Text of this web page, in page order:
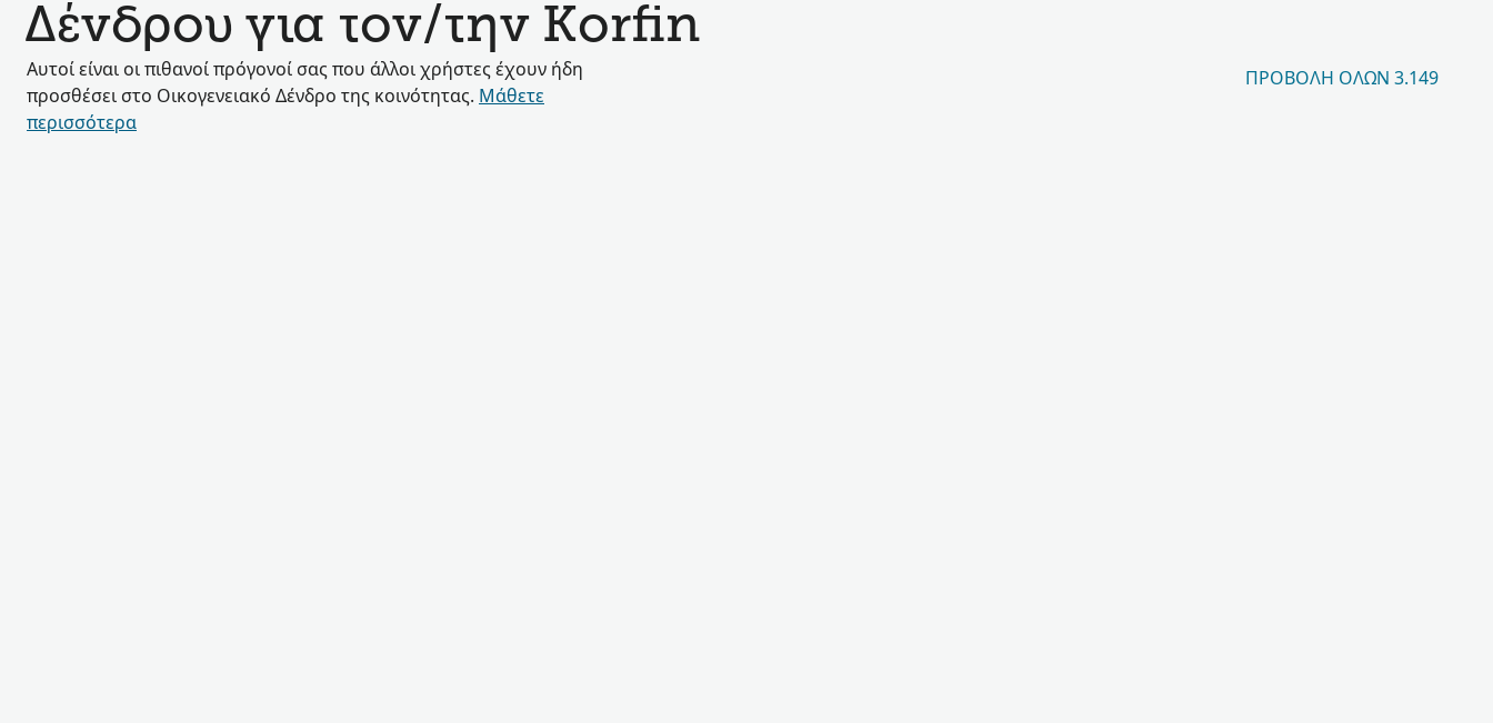
Δένδρου για τον/την Korfin
Αυτοί είναι οι πιθανοί πρόγονοί σας που άλλοι χρήστες έχουν ήδη
προσθέσει στο Οικογενειακό Δένδρο της κοινότητας. Μάθετε
περισσότερα
ΠΡΟΒΟΛΉ ΌΛΩΝ 3.149